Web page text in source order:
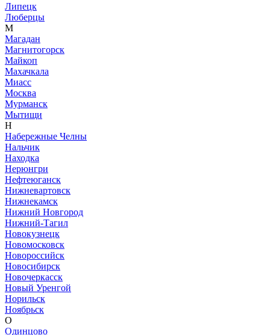
Липецк
Люберцы
М
Магадан
Магнитогорск
Майкоп
Махачкала
Миасс
Москва
Мурманск
Мытищи
Н
Набережные Челны
Нальчик
Находка
Нерюнгри
Нефтеюганск
Нижневартовск
Нижнекамск
Нижний Новгород
Нижний-Тагил
Новокузнецк
Новомосковск
Новороссийск
Новосибирск
Новочеркасск
Новый Уренгой
Норильск
Ноябрьск
О
Одинцово